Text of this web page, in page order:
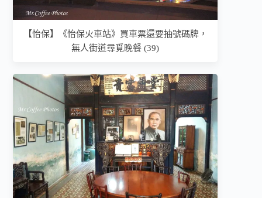
【怡保】《怡保火車站》買車票還要抽號碼牌，
無人街道尋覓晚餐 (39)